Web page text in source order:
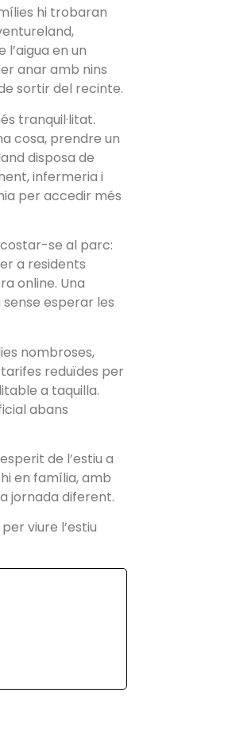
hi trobaran
l’aigua en un
anar amb nins
sortir del recinte.
tranquil·litat.
cosa, prendre un
disposa de
infermeria i
per accedir més
se al parc:
a residents
online. Una
esperar les
nombroses,
reduïdes per
a taquilla.
abans
de l’estiu a
en família, amb
jornada diferent.
viure l’estiu